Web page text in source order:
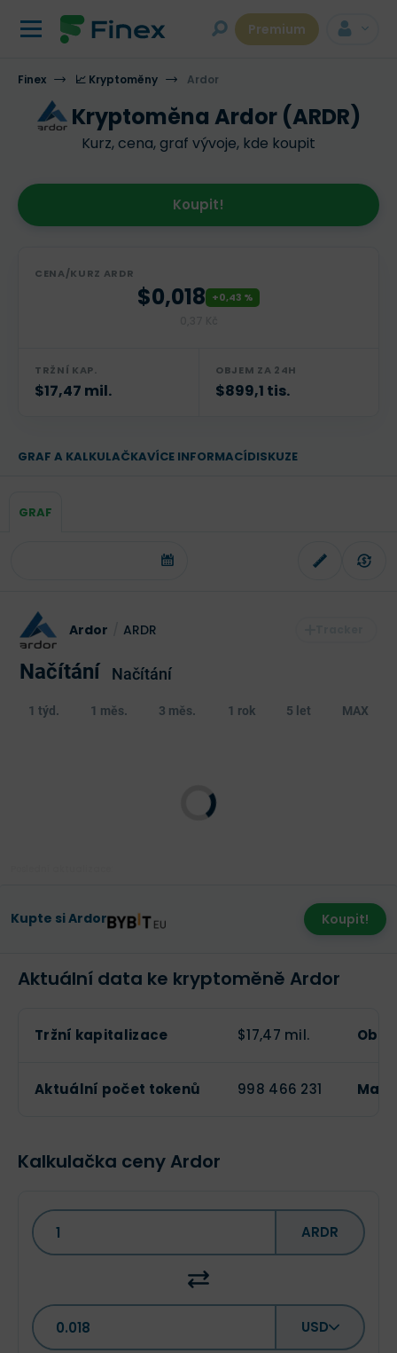
Premium
Finex 📈 Kryptoměny Ardor
Kryptoměna Ardor (ARDR)
Kurz, cena, graf vývoje, kde koupit
Koupit!
CENA/KURZ ARDR
$0,018 +0,43 %
TRŽNÍ KAP.
$17,47 mil.
OBJEM ZA 24H
$899,1 tis.
GRAF A KALKULAČKAVÍCE INFORMACÍDISKUZE
GRAF
Ardor ARDR
Načítání Načítání
1 týd. 1 měs. 3 měs. 1 rok 5 let MAX
Kupte si Ardor Koupit!
Aktuální data ke kryptoměně Ardor
Tržní kapitalizace $17,47 mil.
Aktuální počet tokenů 998 466 231
Kalkulačka ceny Ardor
ARDR
USD